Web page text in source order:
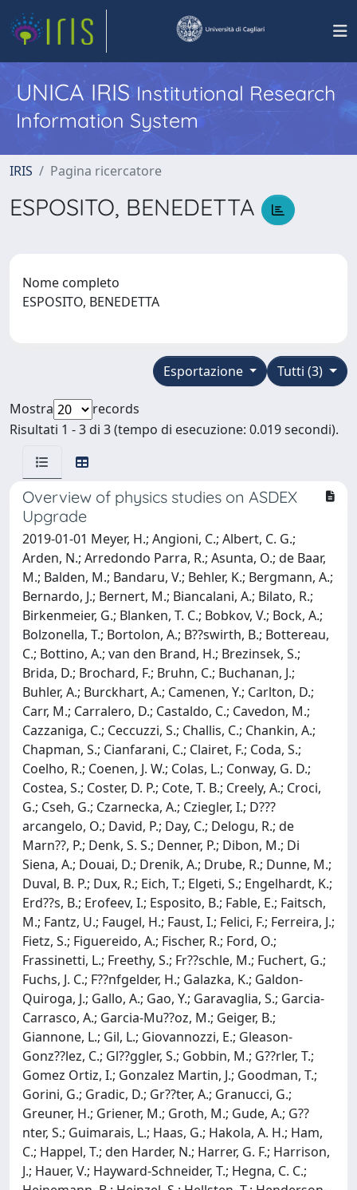
UNICA IRISInstitutional Research
Information System
IRIS Pagina ricercatore
ESPOSITO, BENEDETTA
Nome completo
ESPOSITO, BENEDETTA
Tutti (3)
Esportazione
Mostra
records
Risultati 1 - 3 di 3 (tempo di esecuzione: 0.019 secondi).
Overview of physics studies on ASDEX
Upgrade
2019-01-01 Meyer, H.; Angioni, C.; Albert, C. G.;
Arden, N.; Arredondo Parra, R.; Asunta, O.; de Baar,
M.; Balden, M.; Bandaru, V.; Behler, K.; Bergmann, A.;
Bernardo, J.; Bernert, M.; Biancalani, A.; Bilato, R.;
Birkenmeier, G.; Blanken, T. C.; Bobkov, V.; Bock, A.;
Bolzonella, T.; Bortolon, A.; B??swirth, B.; Bottereau,
C.; Bottino, A.; van den Brand, H.; Brezinsek, S.;
Brida, D.; Brochard, F.; Bruhn, C.; Buchanan, J.;
Buhler, A.; Burckhart, A.; Camenen, Y.; Carlton, D.;
Carr, M.; Carralero, D.; Castaldo, C.; Cavedon, M.;
Cazzaniga, C.; Ceccuzzi, S.; Challis, C.; Chankin, A.;
Chapman, S.; Cianfarani, C.; Clairet, F.; Coda, S.;
Coelho, R.; Coenen, J. W.; Colas, L.; Conway, G. D.;
Costea, S.; Coster, D. P.; Cote, T. B.; Creely, A.; Croci,
G.; Cseh, G.; Czarnecka, A.; Cziegler, I.; D???
arcangelo, O.; David, P.; Day, C.; Delogu, R.; de
Marn??, P.; Denk, S. S.; Denner, P.; Dibon, M.; Di
Siena, A.; Douai, D.; Drenik, A.; Drube, R.; Dunne, M.;
Duval, B. P.; Dux, R.; Eich, T.; Elgeti, S.; Engelhardt, K.;
Erd??s, B.; Erofeev, I.; Esposito, B.; Fable, E.; Faitsch,
M.; Fantz, U.; Faugel, H.; Faust, I.; Felici, F.; Ferreira, J.;
Fietz, S.; Figuereido, A.; Fischer, R.; Ford, O.;
Frassinetti, L.; Freethy, S.; Fr??schle, M.; Fuchert, G.;
Fuchs, J. C.; F??nfgelder, H.; Galazka, K.; Galdon-
Quiroga, J.; Gallo, A.; Gao, Y.; Garavaglia, S.; Garcia-
Carrasco, A.; Garcia-Mu??oz, M.; Geiger, B.;
Giannone, L.; Gil, L.; Giovannozzi, E.; Gleason-
Gonz??lez, C.; Gl??ggler, S.; Gobbin, M.; G??rler, T.;
Gomez Ortiz, I.; Gonzalez Martin, J.; Goodman, T.;
Gorini, G.; Gradic, D.; Gr??ter, A.; Granucci, G.;
Greuner, H.; Griener, M.; Groth, M.; Gude, A.; G??
nter, S.; Guimarais, L.; Haas, G.; Hakola, A. H.; Ham,
C.; Happel, T.; den Harder, N.; Harrer, G. F.; Harrison,
J.; Hauer, V.; Hayward-Schneider, T.; Hegna, C. C.;